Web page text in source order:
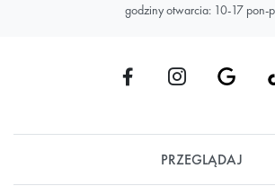
godziny otwarcia: 10-17 pon-
PRZEGLĄDAJ